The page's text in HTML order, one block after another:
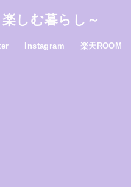
しむ暮らし～
Instagram 楽天ROOM